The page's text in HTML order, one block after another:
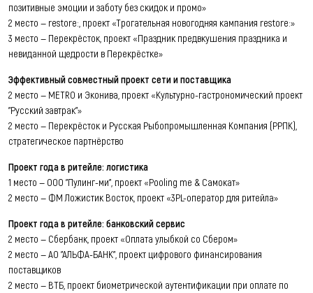
позитивные эмоции и заботу без скидок и промо»
2 место — restore:, проект «Трогательная новогодняя кампания restore:»
3 место — Перекрёсток, проект «Праздник предвкушения праздника и
невиданной щедрости в Перекрёстке»
Эффективный совместный проект сети и поставщика
2 место — METRO и Эконива, проект «Культурно-гастрономический проект
"Русский завтрак"»
2 место — Перекрёсток и Русская Рыбопромышленная Компания (РРПК),
стратегическое партнёрство
Проект года в ритейле: логистика
1 место — ООО "Пулинг-ми", проект «Pooling me & Самокат»
2 место — ФМ Ложистик Восток, проект «3PL-оператор для ритейла»
Проект года в ритейле: банковский сервис
2 место — Сбербанк, проект «Оплата улыбкой со Сбером»
2 место — АО "АЛЬФА-БАНК", проект цифрового финансирования
поставщиков
2 место — ВТБ, проект биометрической аутентификации при оплате по